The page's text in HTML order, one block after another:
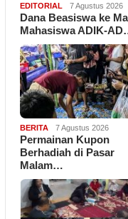
EDITORIAL 7 Agustus 2026
Dana Beasiswa ke
Mahasiswa ADIK-
BERITA 7 Agustus 2026
Permainan Kupon
Berhadiah di Pasar
Malam…